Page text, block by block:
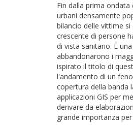
Fin dalla prima
urbani densamente
bilancio delle vittime
crescente di persone
di vista sanitario. È
abbandonarono i
ispirato il titolo di
l'andamento di un
copertura della banda
applicazioni GIS per
derivare da
grande importanza